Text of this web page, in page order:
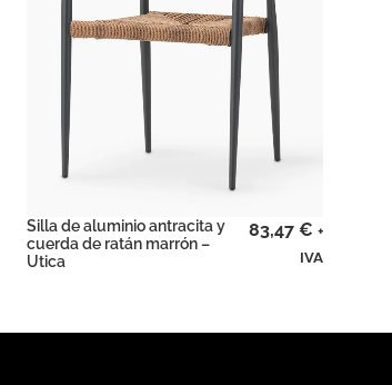
Silla de aluminio antracita y
cuerda de ratán marrón –
Utica
83,47 € +
IVA